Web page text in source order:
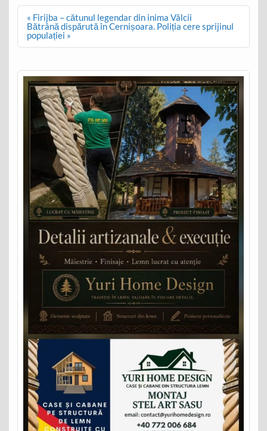
Post
navigation
« Firijba – cătunul legendar din inima Vâlcii
Bătrână dispărută în Cernișoara. Poliția cere sprijinul
populației »